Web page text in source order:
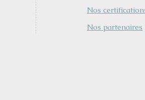
Nos
Nos partenaires